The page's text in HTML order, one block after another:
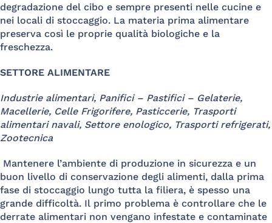
degradazione del cibo e sempre presenti nelle cucine e
nei locali di stoccaggio. La materia prima alimentare
preserva così le proprie qualità biologiche e la
freschezza.
SETTORE ALIMENTARE
Industrie alimentari, Panifici – Pastifici – Gelaterie,
Macellerie, Celle Frigorifere, Pasticcerie, Trasporti
alimentari navali, Settore enologico, Trasporti refrigerati,
Zootecnica
Mantenere l’ambiente di produzione in sicurezza e un
buon livello di conservazione degli alimenti, dalla prima
fase di stoccaggio lungo tutta la filiera, è spesso una
grande difficoltà. Il primo problema è controllare che le
derrate alimentari non vengano infestate e contaminate